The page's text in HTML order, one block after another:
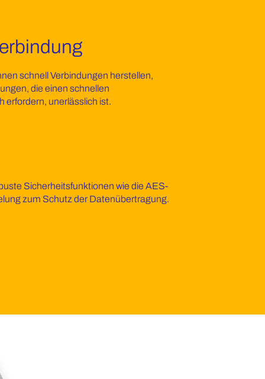
schnell Verbindungen herstellen,
die einen schnellen
erfordern, unerlässlich ist.
Sicherheitsfunktionen wie die AES-
zum Schutz der Datenübertragung.